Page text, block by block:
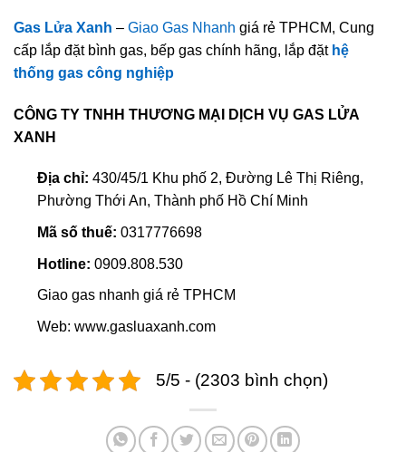
Gas Lửa Xanh – Giao Gas Nhanh giá rẻ TPHCM, Cung
cấp lắp đặt bình gas, bếp gas chính hãng, lắp đặt hệ
thống gas công nghiệp
CÔNG TY TNHH THƯƠNG MẠI DỊCH VỤ GAS LỬA
XANH
Địa chỉ: 430/45/1 Khu phố 2, Đường Lê Thị Riêng,
Phường Thới An, Thành phố Hồ Chí Minh
Mã số thuế: 0317776698
Hotline: 0909.808.530
Giao gas nhanh giá rẻ TPHCM
Web: www.gasluaxanh.com
5/5 - (2303 bình chọn)